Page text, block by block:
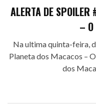
ALERTA DE
– O
Na ultima quinta-feira,
Planeta dos Macacos –
dos